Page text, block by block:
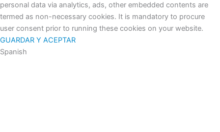
personal data via analytics, ads, other embedded contents are
termed as non-necessary cookies. It is mandatory to procure
user consent prior to running these cookies on your website.
GUARDAR Y ACEPTAR
Spanish